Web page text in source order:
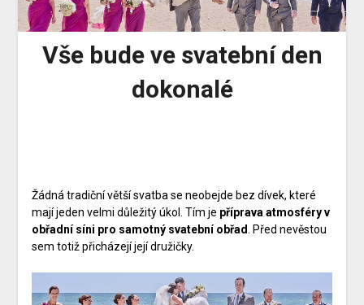
Vše bude ve svatební den
dokonalé
Žádná tradiční větší svatba se neobejde bez dívek, které
mají jeden velmi důležitý úkol. Tím je příprava atmosféry v
obřadní síni pro samotný svatební obřad . Před nevěstou
sem totiž přicházejí její družičky.